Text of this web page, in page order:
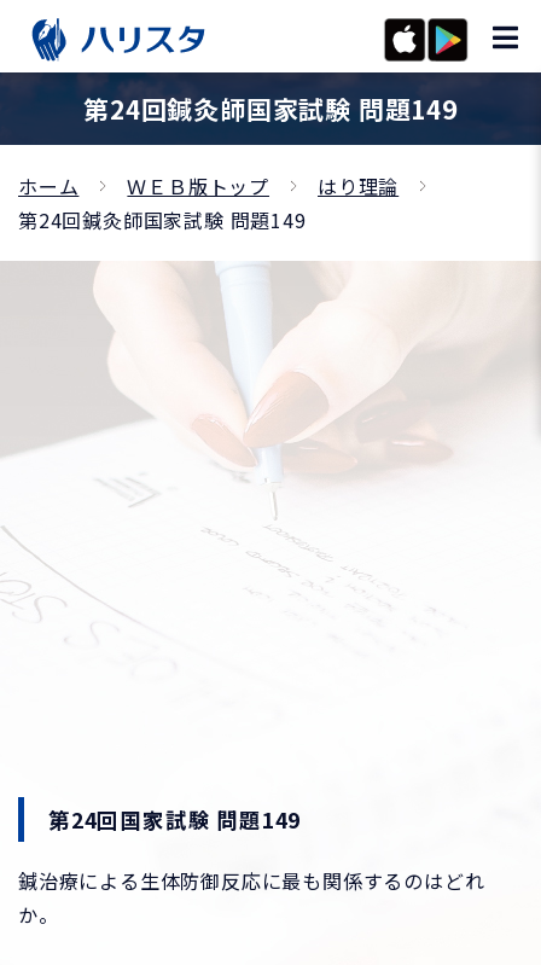
第24回鍼灸師国家試験 問題149
ホーム ＷＥＢ版トップ
はり理論
第24回鍼灸師国家試験 問題149
第24回国家試験 問題149
鍼治療による生体防御反応に最も関係するのはどれ
か。